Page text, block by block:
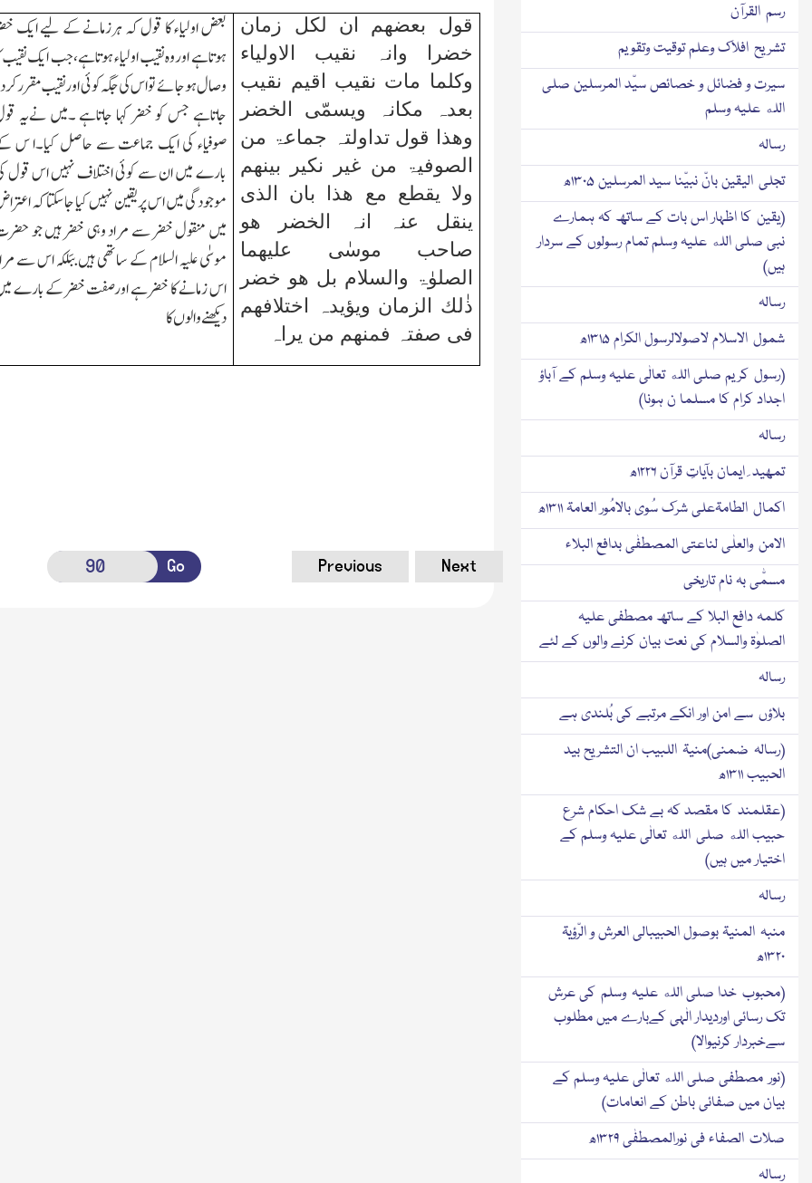
قول بعضھم ان لکل زمان
خضرا وانہ نقیب الاولیاء
وکلما مات نقیب اقیم نقیب
بعدہ مکانہ ویسمّی الخضر
وھذا قول تداولتہ جماعۃ من
الصوفیۃ من غیر نکیر بینھم
ولا یقطع مع ھذا بان الذی
ینقل عنہ انہ الخضر ھو
صاحب موسٰی علیھما
الصلوٰۃ والسلام بل ھو خضر
ذٰلك الزمان ویؤیدہ اختلافھم
فی صفتہ فمنھم من یراہ
بعض اولیاء کا قول کہ ہرزمانے کے لیے ایك
ہوتاہے اوروہ نقیب اولیاء ہوتاہے،جب ایك نقیب
وصال ہوجائے تو اس کی جگہ کوئی اورنقیب
جاتاہے جس کو خضر کہا جاتاہے ۔میں نےیہ
صوفیاء کی ایك جماعت سے حاصل کیا۔ا س
بارے میں ان سے کوئی اختلاف نہیں اس قول
موجودگی میں اس پر یقین نہیں کیا جاسکتا کہ
میں منقول خضر سے مراد وہی خضر ہیں جو
موسٰی علیہ السلام کے ساتھی ہیں ببَلکہ اس سے
اس زمانے کا خضر ہے اورصفت خضر کے بارے
دیکھنے والوں کا
Go Previous Next
رسم القرآن
تشریح افلاك وعلم توقیت وتقویم
سیرت و فضائل و خصائص سیّد المرسلین صلی
الله علیہ وسلم
رسالہ
تجلی الیقین بانّ نبیّنا سید المرسلین ۱۳۰۵ھ
(یقین کا اظہار اس بات کے ساتھ کہ ہمارے
نبی صلی الله علیہ وسلم تمام رسولوں کے سردار
ہیں)
رسالہ
شمول الاسلام لاصولالرسول الکرام ۱۳۱۵ھ
(رسول کریم صلی الله تعالٰی علیہ وسلم کے آباؤ
اجداد کرام کا مسلما ن ہونا)
رسالہ
تمھید ِ ایمان بآیاتِ قرآن ۱۲۲۶ھ
اکمال الطامۃعلی شرك سُوی بالامُور العامۃ ۱۳۱۱ھ
الامن والعلٰی لناعتی المصطفٰی بدافع البلاء
مسمّٰی بہ نام تاریخی
کلمہ دافع البلا کے ساتھ مصطفی علیہ
الصلوٰۃ والسلام کی نعت بیان کرنے والوں کے لئے
رسالہ
بلاؤں سے امن اور انکے مرتبے کی بُلندی ہے
(رسالہ ضمنی)منیۃ اللبیب ان التشریح بید
الحبیب ۱۳۱۱ھ
(عقلمند کا مقصد کہ بے شك احکام شرع
حبیب الله صلی الله تعالٰی علیہ وسلم کے
اختیار میں ہیں)
رسالہ
منبہ المنیۃ بوصول الحبیبالی العرش و الرّؤیۃ
۱۳۲۰ھ
(محبوب خدا صلی الله علیہ وسلم کی عرش
تك رسائی اوردیدار الٰہی کےبارے میں مطلوب
سےخبردار کرنیوالا)
(نور مصطفی صلی الله تعالٰی علیہ وسلم کے
بیان میں صفائی باطن کے انعامات)
صلات الصفاء فی نورالمصطفٰی ۱۳۲۹ھ
رسالہ